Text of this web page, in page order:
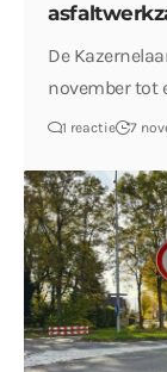
De
november tot
1 reactie 7